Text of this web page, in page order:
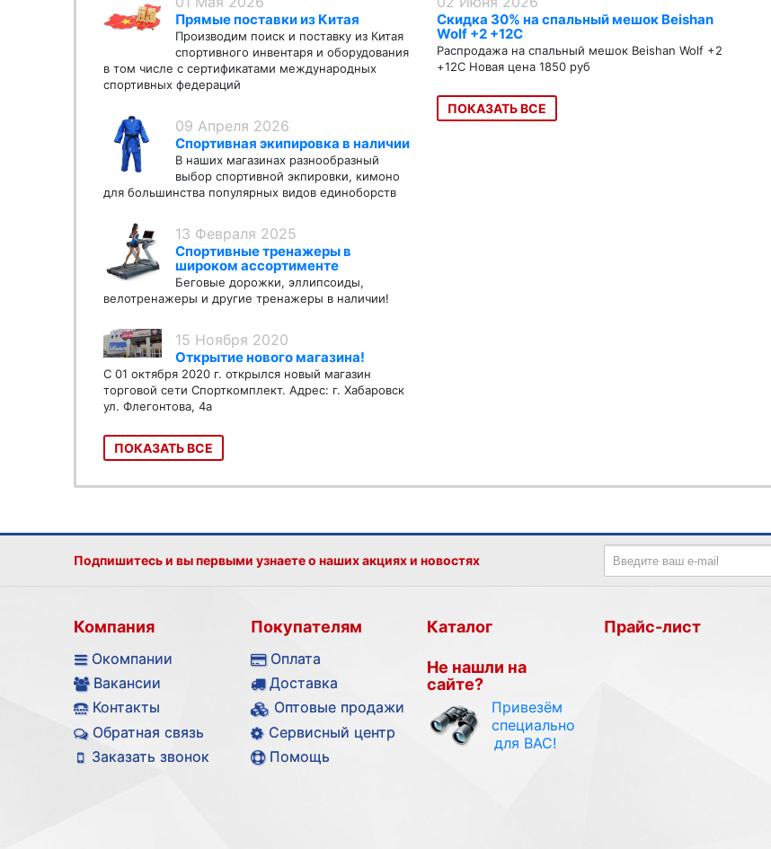
Прямые поставки из Китая
Производим поиск и поставку из Китая
спортивного инвентаря и оборудования
в том числе с сертификатами международных
спортивных федераций
09 Апреля 2026
Спортивная экипировка в наличии
В наших магазинах разнообразный
выбор спортивной экпировки, кимоно
для большинства популярных видов единоборств
13 Февраля 2025
Спортивные тренажеры в
широком ассортименте
Беговые дорожки, эллипсоиды,
велотренажеры и другие тренажеры в наличии!
15 Ноября 2020
Открытие нового магазина!
С 01 октября 2020 г. открылся новый магазин
торговой сети Спорткомплект. Адрес: г. Хабаровск
ул. Флегонтова, 4а
ПОКАЗАТЬ ВСЕ
Скидка 30% на спальный мешок Beishan
Wolf +2 +12C
Распродажа на спальный мешок Beishan Wolf +2
+12C Новая цена 1850 руб
ПОКАЗАТЬ ВСЕ
Подпишитесь и вы первыми узнаете о наших акциях и новостях
Компания
Окомпании
Вакансии
Контакты
Обратная связь
Заказать звонок
Покупателям
Оплата
Доставка
Оптовые продажи
Сервисный центр
Помощь
Каталог
Не нашли на
сайте?
Привезём
специально
для ВАС!
Прайс-лист